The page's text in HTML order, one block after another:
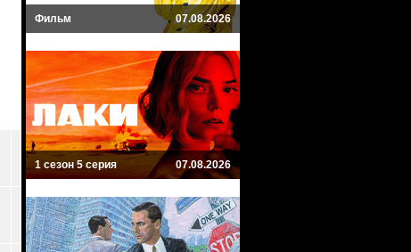
Фильм 07.08.2026
1 сезон 5 серия 07.08.2026